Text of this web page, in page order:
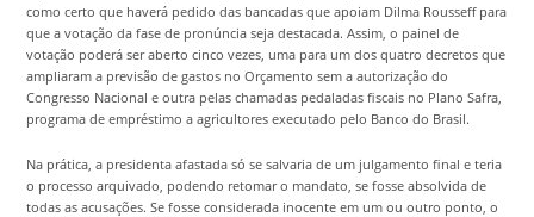
como certo que haverá pedido das bancadas que apoiam Dilma Rousseff para
que a votação da fase de pronúncia seja destacada. Assim, o painel de
votação poderá ser aberto cinco vezes, uma para um dos quatro decretos que
ampliaram a previsão de gastos no Orçamento sem a autorização do
Congresso Nacional e outra pelas chamadas pedaladas fiscais no Plano Safra,
programa de empréstimo a agricultores executado pelo Banco do Brasil.
Na prática, a presidenta afastada só se salvaria de um julgamento final e teria
o processo arquivado, podendo retomar o mandato, se fosse absolvida de
todas as acusações. Se fosse considerada inocente em um ou outro ponto, o